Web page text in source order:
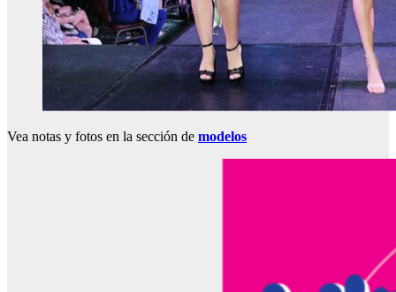
Vea notas y fotos en la sección de modelos